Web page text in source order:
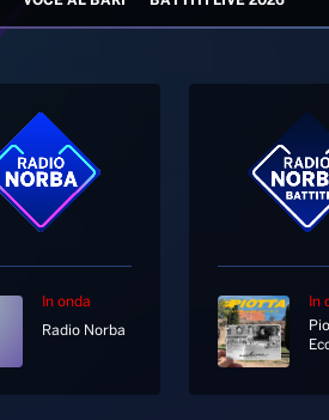
In onda
Radio Norba
In